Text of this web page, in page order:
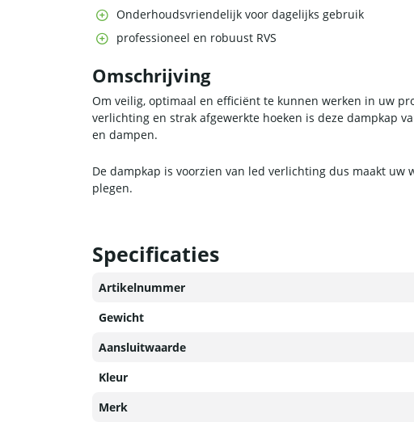
Onderhoudsvriendelijk voor dagelijks gebruik
professioneel en robuust RVS
Omschrijving
Om veilig, optimaal en efficiënt te kunnen werken in uw
verlichting en strak afgewerkte hoeken is deze dampkap
en dampen.
De dampkap is voorzien van led verlichting dus maakt
plegen.
Specificaties
Artikelnummer
Gewicht
Aansluitwaarde
Kleur
Merk